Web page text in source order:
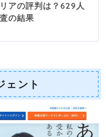
アの評判は？629人
の結果
ント